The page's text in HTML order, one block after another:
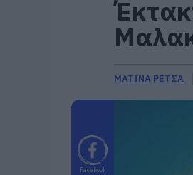
ΜΑΤΙΝΑ ΡΕΤΣΑ
Facebook